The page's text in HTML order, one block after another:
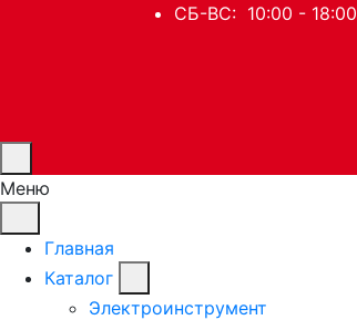
СБ-ВС: 10:00 - 18:00
Меню
Главная
Каталог
Электроинструмент